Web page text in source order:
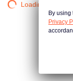
Loading…
By
Privacy